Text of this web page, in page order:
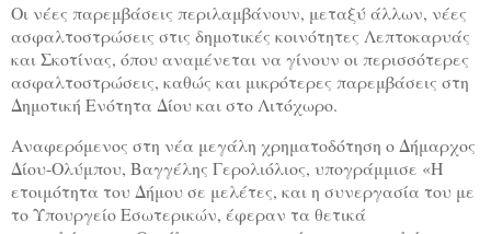
Οι νέες παρεμβάσεις περιλαμβάνουν, μεταξύ άλλων, νέες
ασφαλτοστρώσεις στις δημοτικές κοινότητες Λεπτοκαρυάς
και Σκοτίνας, όπου αναμένεται να γίνουν οι περισσότερες
ασφαλτοστρώσεις, καθώς και μικρότερες παρεμβάσεις στη
Δημοτική Ενότητα Δίου και στο Λιτόχωρο.
Αναφερόμενος στη νέα μεγάλη χρηματοδότηση ο Δήμαρχος
Δίου-Ολύμπου, Βαγγέλης Γερολιόλιος, υπογράμμισε «Η
ετοιμότητα του Δήμου σε μελέτες, και η συνεργασία του με
το Υπουργείο Εσωτερικών, έφεραν τα θετικά